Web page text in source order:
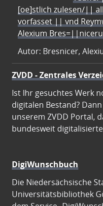
[oe]stlich zulesen/||
vorfasset || vnd
Alexium
Autor: Bresnicer,
ZVDD - Zentrales
Ist Ihr gesuchtes Werk
digitalen Bestand?
unserem ZVDD Portal,
bundesweit
DigiWunschbuch
Die Niedersächsische
Universitätsbibliothek